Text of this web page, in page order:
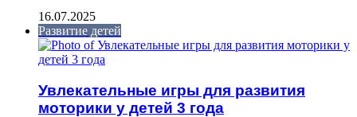
16.07.2025
Развитие детей
Увлекательные игры для развития
моторики у детей 3 года